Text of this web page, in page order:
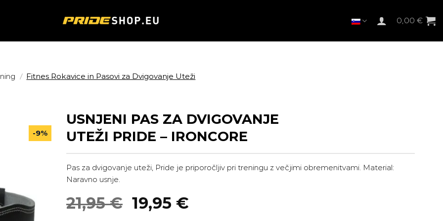
0,00€
/ Fitnes Rokavice in Pasovi za Dvigovanje Uteži
-9%
USNJENI PAS ZA DVIGOVANJE
UTEŽI PRIDE – IRONCORE
Pas za dvigovanje uteži, Pride je priporočljiv pri treningu z večjimi obremenitvami. Material:
Naravno usnje.
21,95€ Izvirna
19,95 €Trenutna